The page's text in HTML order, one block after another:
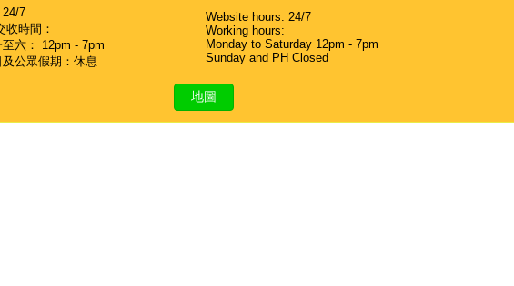
24/7
收時間：
六： 12pm - 7pm
公眾假期：休息
Website hours: 24/7
Working hours:
Monday to Saturday 12pm - 7pm
Sunday and PH Closed
地圖